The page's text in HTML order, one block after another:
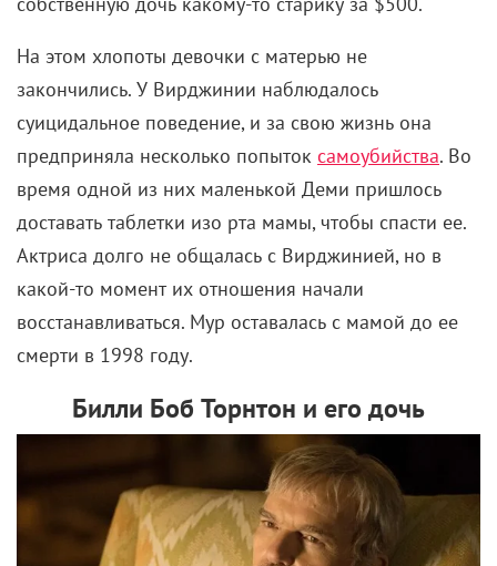
мир и эти персонажи однозначно напрашиваются
на то, чтобы с ними поближе познакомиться и
поглубже их изучить, причем в срочном порядке.
сожалению. Потому что, как было сказано, сделано
все на голом энтузиазме. Соответственно,
дальнейшая судьба проекта зависит в том числе и
от нас с вами. А мы же с вами хотим больше
крутого российского фэнтези по мотивам
славянского фольклора, правда? Вот и надо,
значит, чтобы побольше людей узнало о
Если вы нашли ошибку, пожалуйста, выделите фрагмент текста и
Золотой ворон Тайка Вайтити